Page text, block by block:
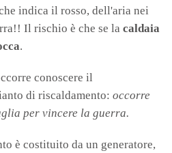
indica il rosso, dell'aria nei
Il rischio è che se la caldaia
.
conoscere il
di riscaldamento: occorre
per vincere la guerra.
è costituito da un generatore,